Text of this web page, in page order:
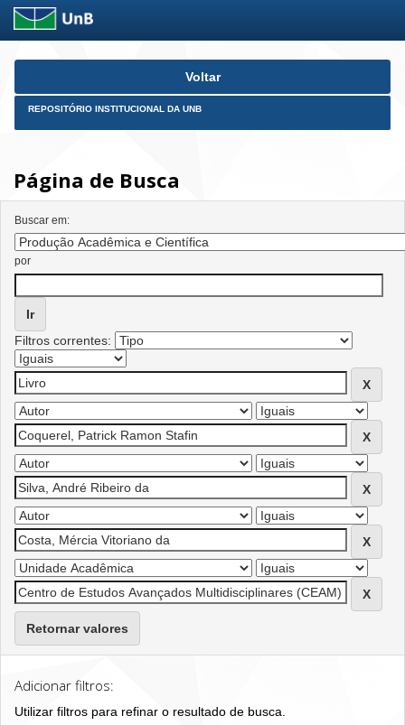
Skip
Voltar
REPOSITÓRIO INSTITUCIONAL DA UNB
Página de Busca
Buscar em:
por
Filtros correntes:
Retornar valores
Adicionar filtros:
Utilizar filtros para refinar o resultado de busca.